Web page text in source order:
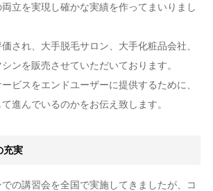
立を実現し確かな実績を作ってまいりまし
され、大手脱毛サロン、大手化粧品会社、
ンを販売させていただいております。
ビスをエンドユーザーに提供するために、
進んでいるのかをお伝え致します。
充実
の講習会を全国で実施してきましたが、コ